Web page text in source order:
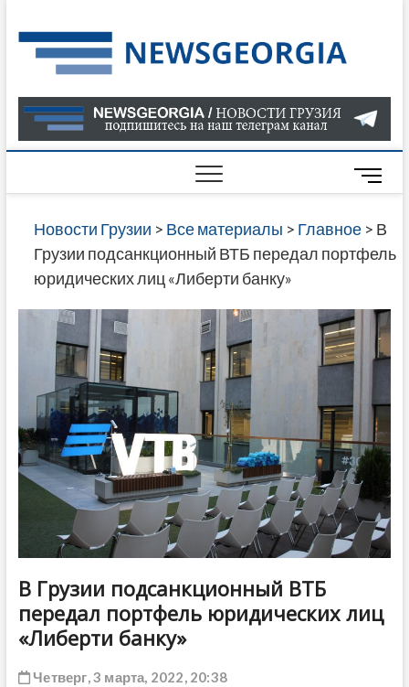
to
content
О
В
ГРУЗИИ
САЙТЕ
M
e
n
u
Новости Грузии > Все материалы > Главное> В
Грузии подсанкционный ВТБ передал портфель
юридических лиц «Либерти банку»
В Грузии подсанкционный ВТБ
передал портфель юридических лиц
«Либерти банку»
Четверг, 3 марта, 2022, 20:38